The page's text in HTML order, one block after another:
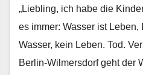
„Liebling, ich habe die
es immer: Wasser ist Leben,
Wasser, kein Leben. Tod.
Berlin-Wilmersdorf geht der